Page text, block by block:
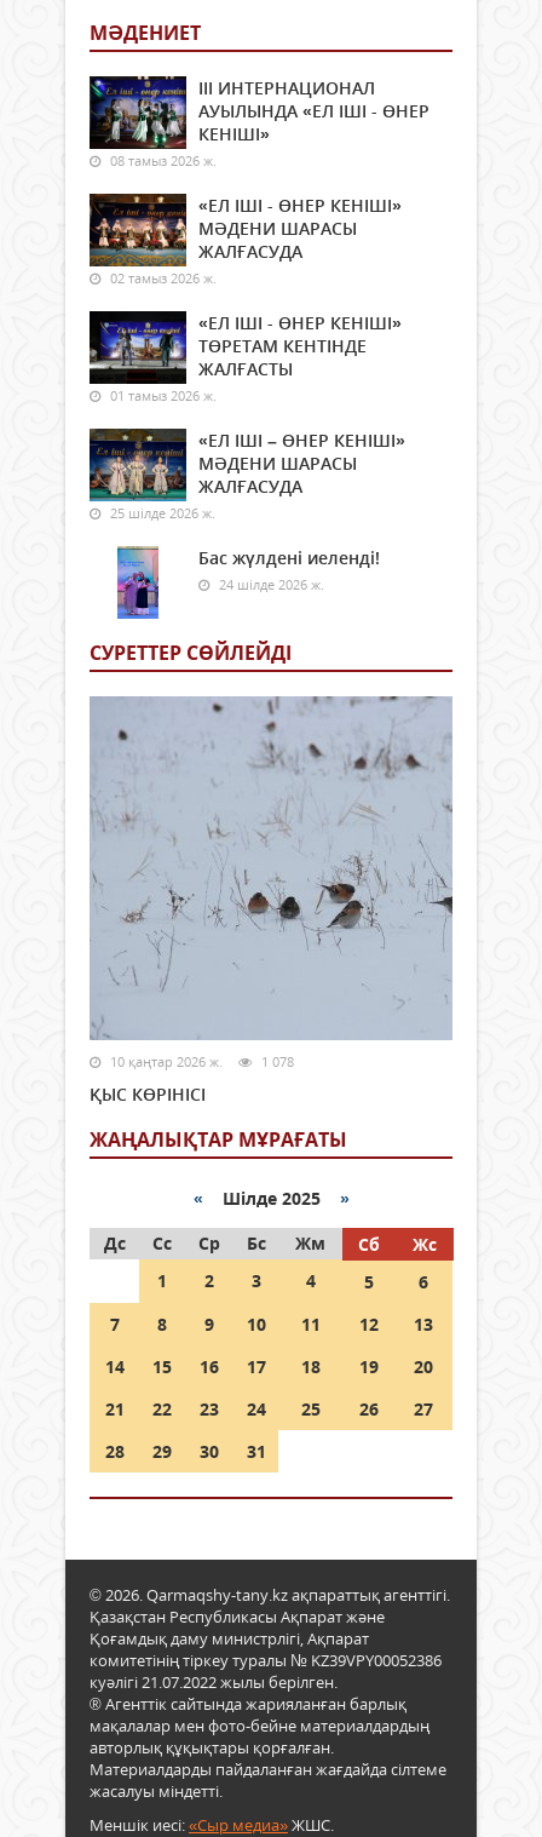
МӘДЕНИЕТ
ІІІ ИНТЕРНАЦИОНАЛ
АУЫЛЫНДА «ЕЛ ІШІ - ӨНЕР
КЕНІШІ»
08 тамыз 2026 ж.
«ЕЛ ІШІ - ӨНЕР КЕНІШІ»
МӘДЕНИ ШАРАСЫ
ЖАЛҒАСУДА
02 тамыз 2026 ж.
«ЕЛ ІШІ - ӨНЕР КЕНІШІ»
ТӨРЕТАМ КЕНТІНДЕ
ЖАЛҒАСТЫ
01 тамыз 2026 ж.
«ЕЛ ІШІ – ӨНЕР КЕНІШІ»
МӘДЕНИ ШАРАСЫ
ЖАЛҒАСУДА
25 шілде 2026 ж.
Бас жүлдені иеленді!
24 шілде 2026 ж.
СУРЕТТЕР СӨЙЛЕЙДI
10 қаңтар 2026 ж. 1 078
ҚЫС КӨРІНІСІ
ЖАҢАЛЫҚТАР МҰРАҒАТЫ
« Шілде 2025 »
Дс
Сс Ср Бс Жм Сб
Жс
1
2 3 4 5
6
7
8 9 10 11 12
13
14
15 16 17 18 19
20
21
22 23 24 25 26
27
28
29 30 31
© 2026. Qarmaqshy-tany.kz ақпараттық агенттігі.
Қазақстан Республикасы Ақпарат және
Қоғамдық даму министрлігі, Ақпарат
комитетінің тіркеу туралы № KZ39VPY00052386
куәлігі 21.07.2022 жылы берілген.
® Агенттік сайтында жарияланған барлық
мақалалар мен фото-бейне материалдардың
авторлық құқықтары қорғалған.
Материалдарды пайдаланған жағдайда сілтеме
жасалуы міндетті.
Меншік иесі:«Сыр медиа»ЖШС.